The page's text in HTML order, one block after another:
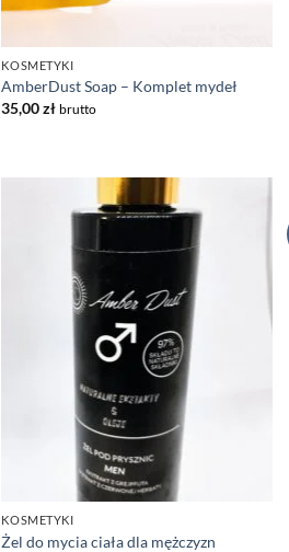
KOSMETYKI
AmberDust Soap – Komplet mydeł
35,00zł brutto
KOSMETYKI
Żel do mycia ciała dla mężczyzn